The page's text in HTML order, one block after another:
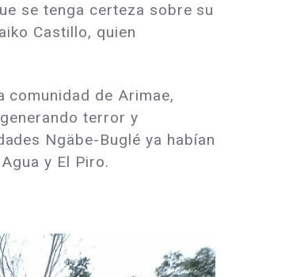
se tenga certeza sobre su
Castillo, quien
comunidad de Arimae,
terror y
Ngäbe-Buglé ya habían
y El Piro.